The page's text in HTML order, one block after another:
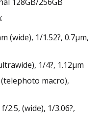
(wide), 1/1.52?, 0.7µm,
1/4?, 1.12µm
macro),
2.5, (wide), 1/3.06?,